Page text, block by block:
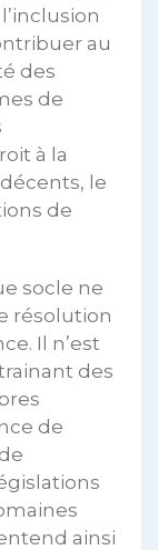
au
des
de
à la
le
de
socle ne
résolution
Il n’est
des
de
ainsi